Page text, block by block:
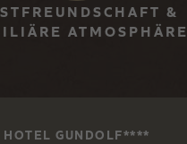
&
ATMOSPHÄRE
HOTEL GUNDOLF****